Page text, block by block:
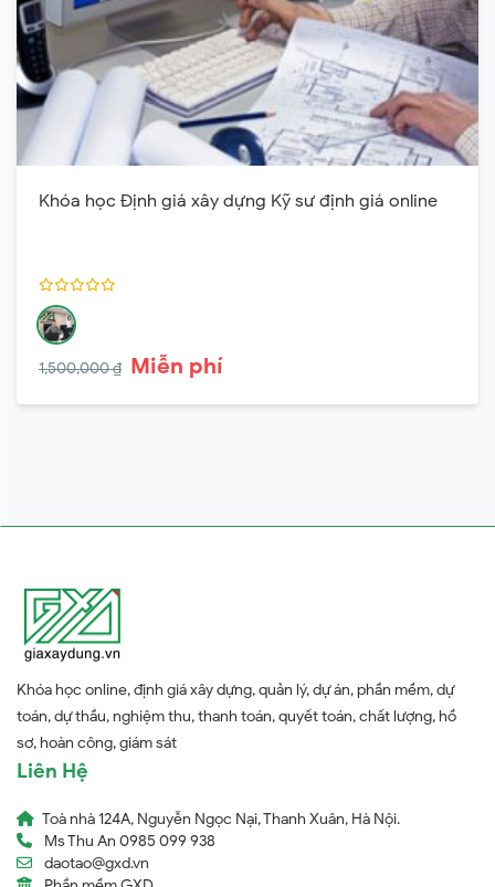
Khóa học Định giá xây dựng Kỹ sư định giá online
1,500,000 ₫ Miễn phí
Khóa học online, định giá xây dựng, quản lý, dự án, phần mềm, dự
toán, dự thầu, nghiệm thu, thanh toán, quyết toán, chất lượng, hồ
sơ, hoàn công, giám sát
Liên Hệ
Toà nhà 124A, Nguyễn Ngọc Nại, Thanh Xuân, Hà Nội.
Ms Thu An 0985 099 938
daotao@gxd.vn